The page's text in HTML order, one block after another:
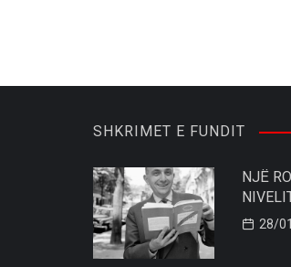
SHKRIMET E FUNDIT
NJË
28/